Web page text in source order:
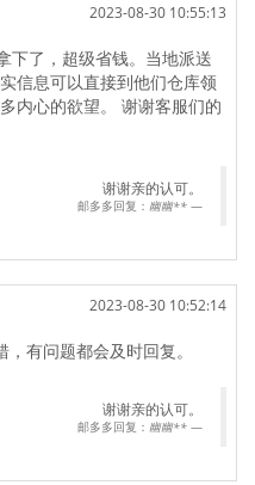
2023-08-30 10:55:13
下了，超级省钱。当地派送
信息可以直接到他们仓库领
内心的欲望。 谢谢客服们的
谢谢亲的认可。
邮多多回复： 幽幽**
2023-08-30 10:52:14
有问题都会及时回复。
谢谢亲的认可。
邮多多回复： 幽幽**